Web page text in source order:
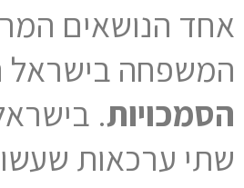
אחד הנושאים
המשפחה בישראל
הסמכויות.
שתי ערכאות